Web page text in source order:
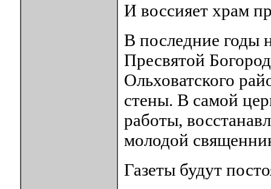
И воссияет храм
В последние годы
Пресвятой
Ольховатского
стены. В самой
работы,
молодой
Газеты будут